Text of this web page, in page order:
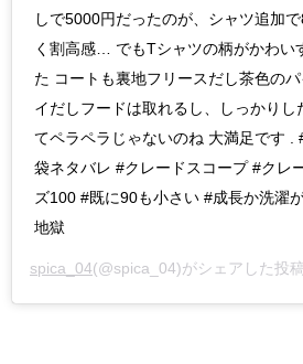
しで5000円だったのが、シャツ追加
く割高感… でもTシャツの柄がかわい
た コートも裏地フリースだし茶色の
イだしフードは取れるし、しっかりし
てペラペラじゃないのね 大満足です .
袋ネタバレ #クレードスコープ #クレ
ズ100 #既に90も小さい #成長か洗濯
地獄
spica_04(@spica_04)がシェアした投